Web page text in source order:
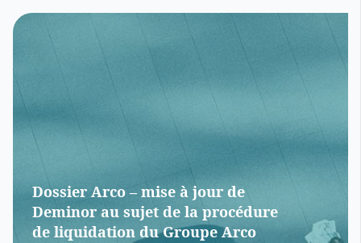
Dossier Arco – mise à jour de
Deminor au sujet de la procédure
de liquidation du Groupe Arco